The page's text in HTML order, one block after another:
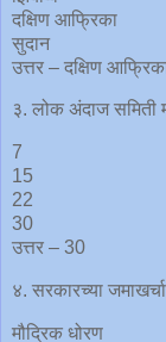
दक्षिण आफ्रिका
सुदान
उत्तर – दक्षिण
३. लोक अंदाज समिती
7
15
22
30
उत्तर – 30
४. सरकारच्या
मौद्रिक धोरण